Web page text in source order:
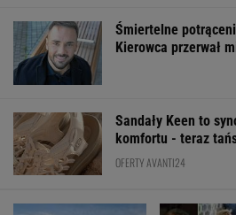
Śmiertelne
Kierowca przerwał
Sandały Keen to
komfortu - teraz
OFERTY AVANTI24